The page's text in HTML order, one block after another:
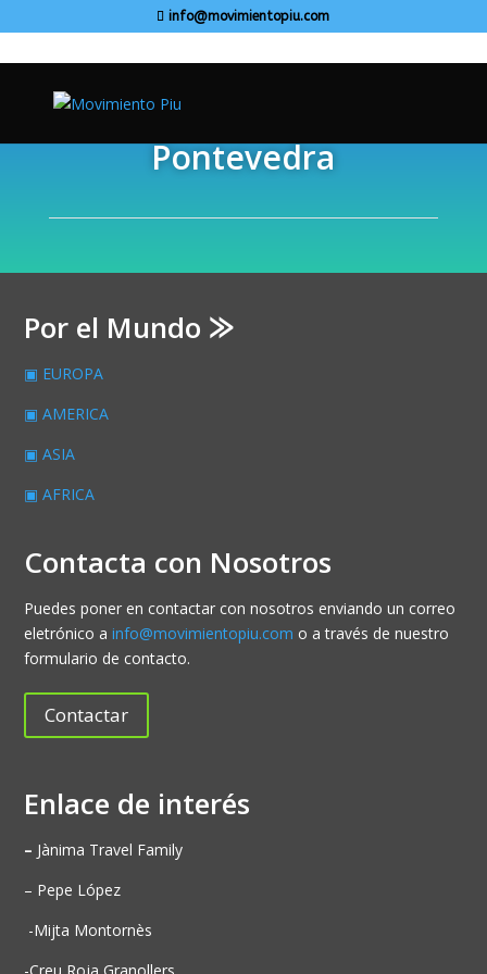
info@movimientopiu.com
Pontevedra
Por el Mundo ⨠
▣ EUROPA
▣ AMERICA
▣ ASIA
▣ AFRICA
Contacta con Nosotros
Puedes poner en contactar con nosotros enviando un correo
eletrónico ainfo@movimientopiu.com o a través de nuestro
formulario de contacto.
Contactar
Enlace de interés
– Jànima Travel Family
– Pepe López
-Mijta Montornès